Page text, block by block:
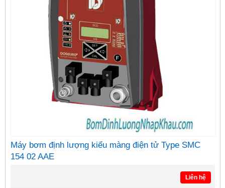
Máy bơm định lượng kiểu màng điện tử Type SMC
154 02 AAE
Liên hệ